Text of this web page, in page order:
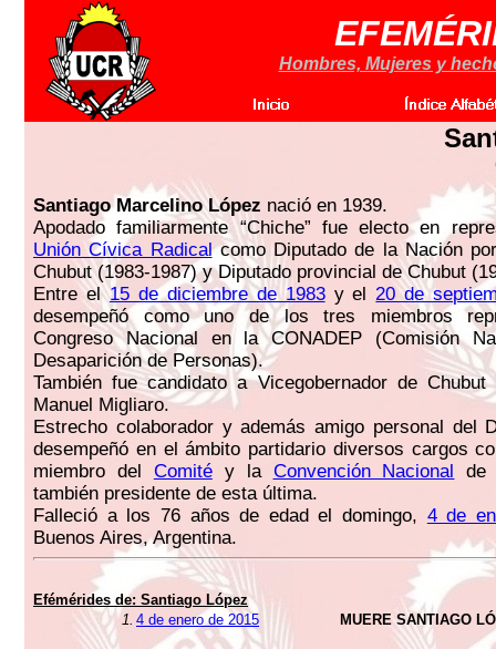
Hombres, Mujeres y
Santiago Marcelino López nació en 1939.
Apodado familiarmente “Chiche” fue electo en
Unión Cívica Radicalcomo Diputado de la Nación
Chubut (1983-1987) y Diputado provincial de Chubut
Entre el15 de diciembre de 1983y el20 de
desempeñó como uno de los tres miembros
Congreso Nacional en la CONADEP (Comisión
Desaparición de Personas).
También fue candidato a Vicegobernador de Chubut
Manuel Migliaro.
Estrecho colaborador y además amigo personal del
desempeñó en el ámbito partidario diversos cargos
miembro del Comitéy la Convención Nacional
también presidente de esta última.
Falleció a los 76 años de edad el domingo, 4 de
Buenos Aires, Argentina.
Efémérides de: Santiago López
1. 4 de enero de 2015 MUERE SANTIAGO